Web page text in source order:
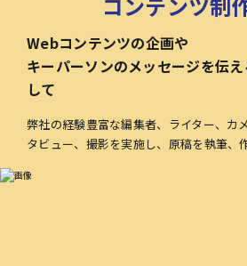
Webコンテンツの企画や
キーパーソンのメッセージを伝
して
弊社の経験豊富な編集者、ライター、カ
タビュー、撮影を実施し、原稿を執筆、